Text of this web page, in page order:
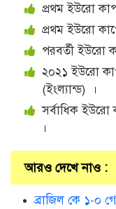
প্রথম ইউরো কাপ
প্রথম ইউরো
পরবর্তী ইউরো
২০২১ ইউরো
(ইংল্যান্ড) ।
সর্বাধিক ইউরো
।
আরও দেখে নাও :
ব্রাজিল কে ১-০